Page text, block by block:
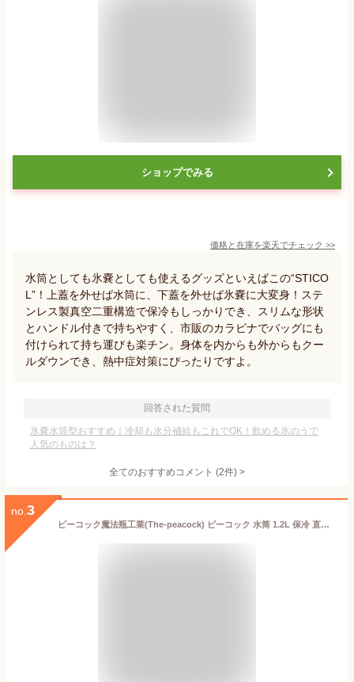
ショップでみる
価格と在庫を楽天でチェック >>
水筒としても氷嚢としても使えるグッズといえばこの“STICO
L”！上蓋を外せば水筒に、下蓋を外せば氷嚢に大変身！ステ
ンレス製真空二重構造で保冷もしっかりでき、スリムな形状
とハンドル付きで持ちやすく、市販のカラビナでバッグにも
付けられて持ち運びも楽チン。身体を内からも外からもクー
ルダウンでき、熱中症対策にぴったりですよ。
回答された質問
氷嚢水筒型おすすめ｜冷却も水分補給もこれでOK！飲める氷のうで
人気のものは？
全てのおすすめコメント (2件) >
no. 3
ピーコック魔法瓶工業(The-peacock) ピーコック 水筒 1.2L 保冷 直飲み 大容量 スポーツ飲料対応 炭酸対応 持ち手付き 底カバ